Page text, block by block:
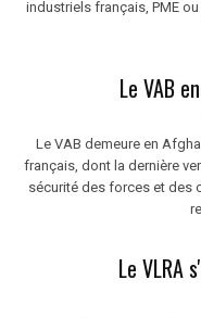
industriels français, PME
Le VAB
Le VAB demeure en
français, dont la dernière
sécurité des forces et des
Le VLRA